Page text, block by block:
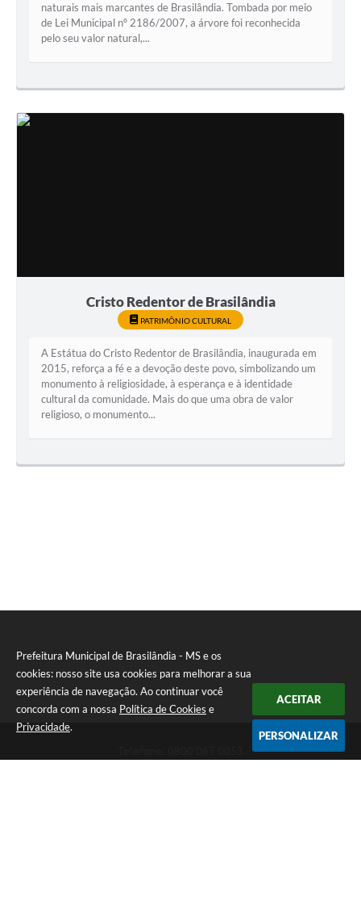
Prefeitura Municipal de Brasilândia - MS e os
cookies: nosso site usa cookies para melhorar a sua
experiência de navegação. Ao continuar você
concorda com a nossa Política de Cookies e
Privacidade.
ACEITAR
PERSONALIZAR
naturais mais marcantes de Brasilândia. Tombada por meio
de Lei Municipal nº 2186/2007, a árvore foi reconhecida
pelo seu valor natural,...
Cristo Redentor de Brasilândia
PATRIMÔNIO CULTURAL
A Estátua do Cristo Redentor de Brasilândia, inaugurada em
2015, reforça a fé e a devoção deste povo, simbolizando um
monumento à religiosidade, à esperança e à identidade
cultural da comunidade. Mais do que uma obra de valor
religioso, o monumento...